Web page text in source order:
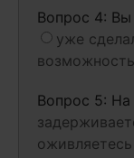
Вопрос 4: Вы
уже
Вопрос 5: На
оживляетесь